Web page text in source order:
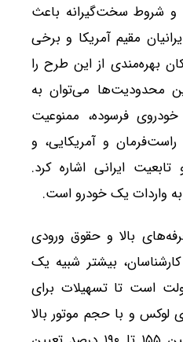
و شروط سخت‌گیرانه باعث
مقیم آمریکا و برخی
بهره‌مندی از این طرح را
محدودیت‌ها می‌توان به
خودروی فرسوده، ممنوعیت
راست‌فرمان و آمریکایی، و
ایرانی اشاره کرد.
واردات یک خودرو است.
بالا و حقوق ورودی
بیشتر شبیه یک
است تا تسهیلات برای
لوکس و با حجم موتور بالا